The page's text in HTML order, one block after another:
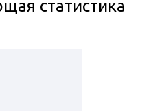
статистика